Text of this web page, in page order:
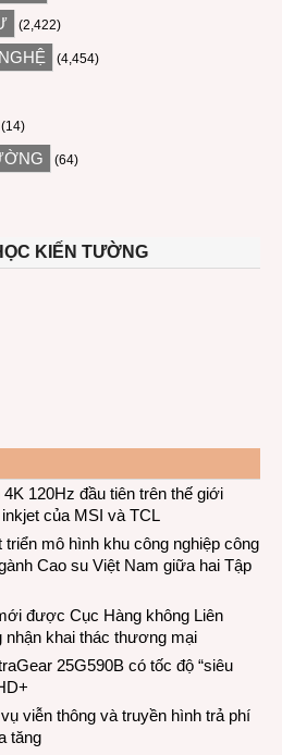
(2,422)
(4,454)
(14)
(64)
KIẾN TƯỜNG
120Hz đầu tiên trên thế giới
của MSI và TCL
mô hình khu công nghiệp công
Cao su Việt Nam giữa hai Tập
được Cục Hàng không Liên
nhận khai thác thương mại
25G590B có tốc độ “siêu
viễn thông và truyền hình trả phí
tăng